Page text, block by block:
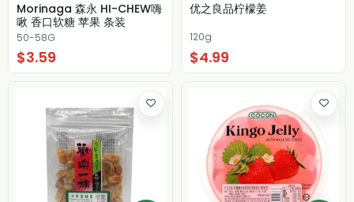
Morinaga 森永 HI-CHEW嗨
啾 香口软糖 苹果 条装
50-58G
$3.59
优之良品柠檬姜
120g
$4.99